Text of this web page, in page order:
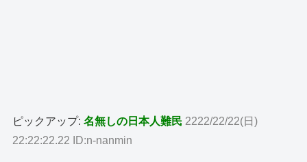
ピックアップ:名無しの日本人難民 2222/22/22(日)
22:22:22.22 ID:n-nanmin